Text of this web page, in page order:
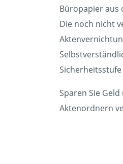
Büropapier aus
Die noch nicht
Sicherheitsstufe
Sparen Sie
Aktenordnern